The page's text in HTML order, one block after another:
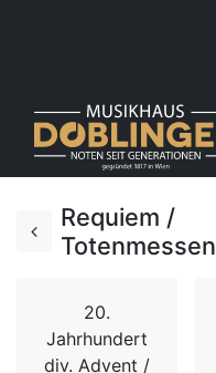
Requiem /
Totenmessen
20.
Jahrhundert
div. Advent /